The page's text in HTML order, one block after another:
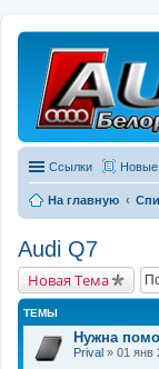
Ссылки
На главную
Audi Q7
Новая Тема
ТЕМЫ
Нужна
Prival » 01 янв